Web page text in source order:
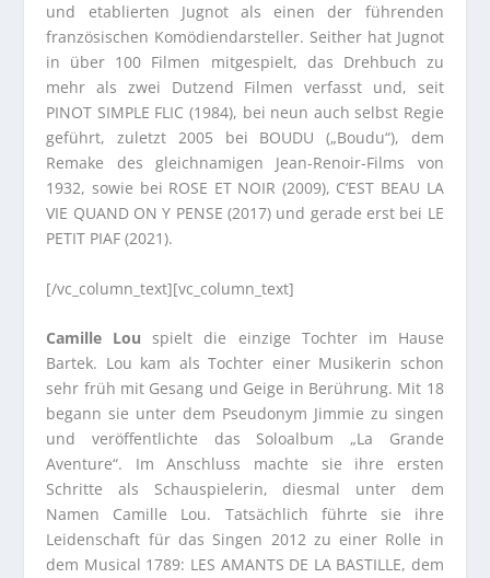
und etablierten Jugnot als einen der führenden
französischen Komödiendarsteller. Seither hat Jugnot
in über 100 Filmen mitgespielt, das Drehbuch zu
mehr als zwei Dutzend Filmen verfasst und, seit
PINOT SIMPLE FLIC (1984), bei neun auch selbst Regie
geführt, zuletzt 2005 bei BOUDU („Boudu“), dem
Remake des gleichnamigen Jean-Renoir-Films von
1932, sowie bei ROSE ET NOIR (2009), C’EST BEAU LA
VIE QUAND ON Y PENSE (2017) und gerade erst bei LE
PETIT PIAF (2021).
[/vc_column_text][vc_column_text]
Camille Lou spielt die einzige Tochter im Hause
Bartek. Lou kam als Tochter einer Musikerin schon
sehr früh mit Gesang und Geige in Berührung. Mit 18
begann sie unter dem Pseudonym Jimmie zu singen
und veröffentlichte das Soloalbum „La Grande
Aventure“. Im Anschluss machte sie ihre ersten
Schritte als Schauspielerin, diesmal unter dem
Namen Camille Lou. Tatsächlich führte sie ihre
Leidenschaft für das Singen 2012 zu einer Rolle in
dem Musical 1789: LES AMANTS DE LA BASTILLE, dem